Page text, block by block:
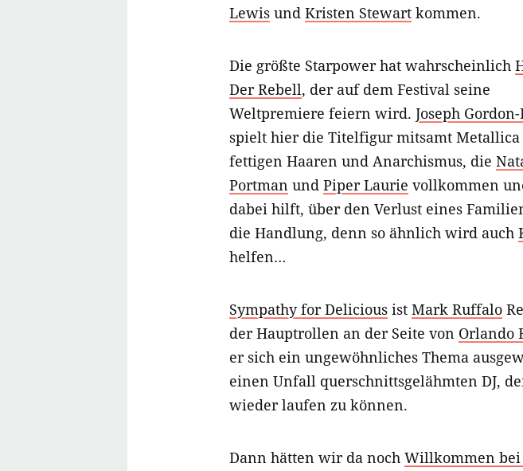
Lewis und Kristen Stewart kommen.
Die größte Starpower hat wahrscheinlich
Der Rebell, der auf dem Festival seine
Weltpremiere feiern wird. Joseph
spielt hier die Titelfigur mitsamt Metallica
fettigen Haaren und Anarchismus, die
Portman und Piper Laurie vollkommen
dabei hilft, über den Verlust eines
die Handlung, denn so ähnlich wird auch
helfen…
Sympathy for Delicious ist Mark Ruffalo
der Hauptrollen an der Seite von Orlando
er sich ein ungewöhnliches Thema
einen Unfall querschnittsgelähmten DJ,
wieder laufen zu können.
Dann hätten wir da noch Willkommen bei